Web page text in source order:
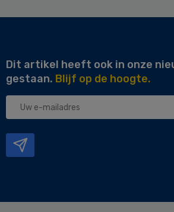
Dit artikel heeft ook in onze
gestaan. Blijf op de hoogte.
Uw